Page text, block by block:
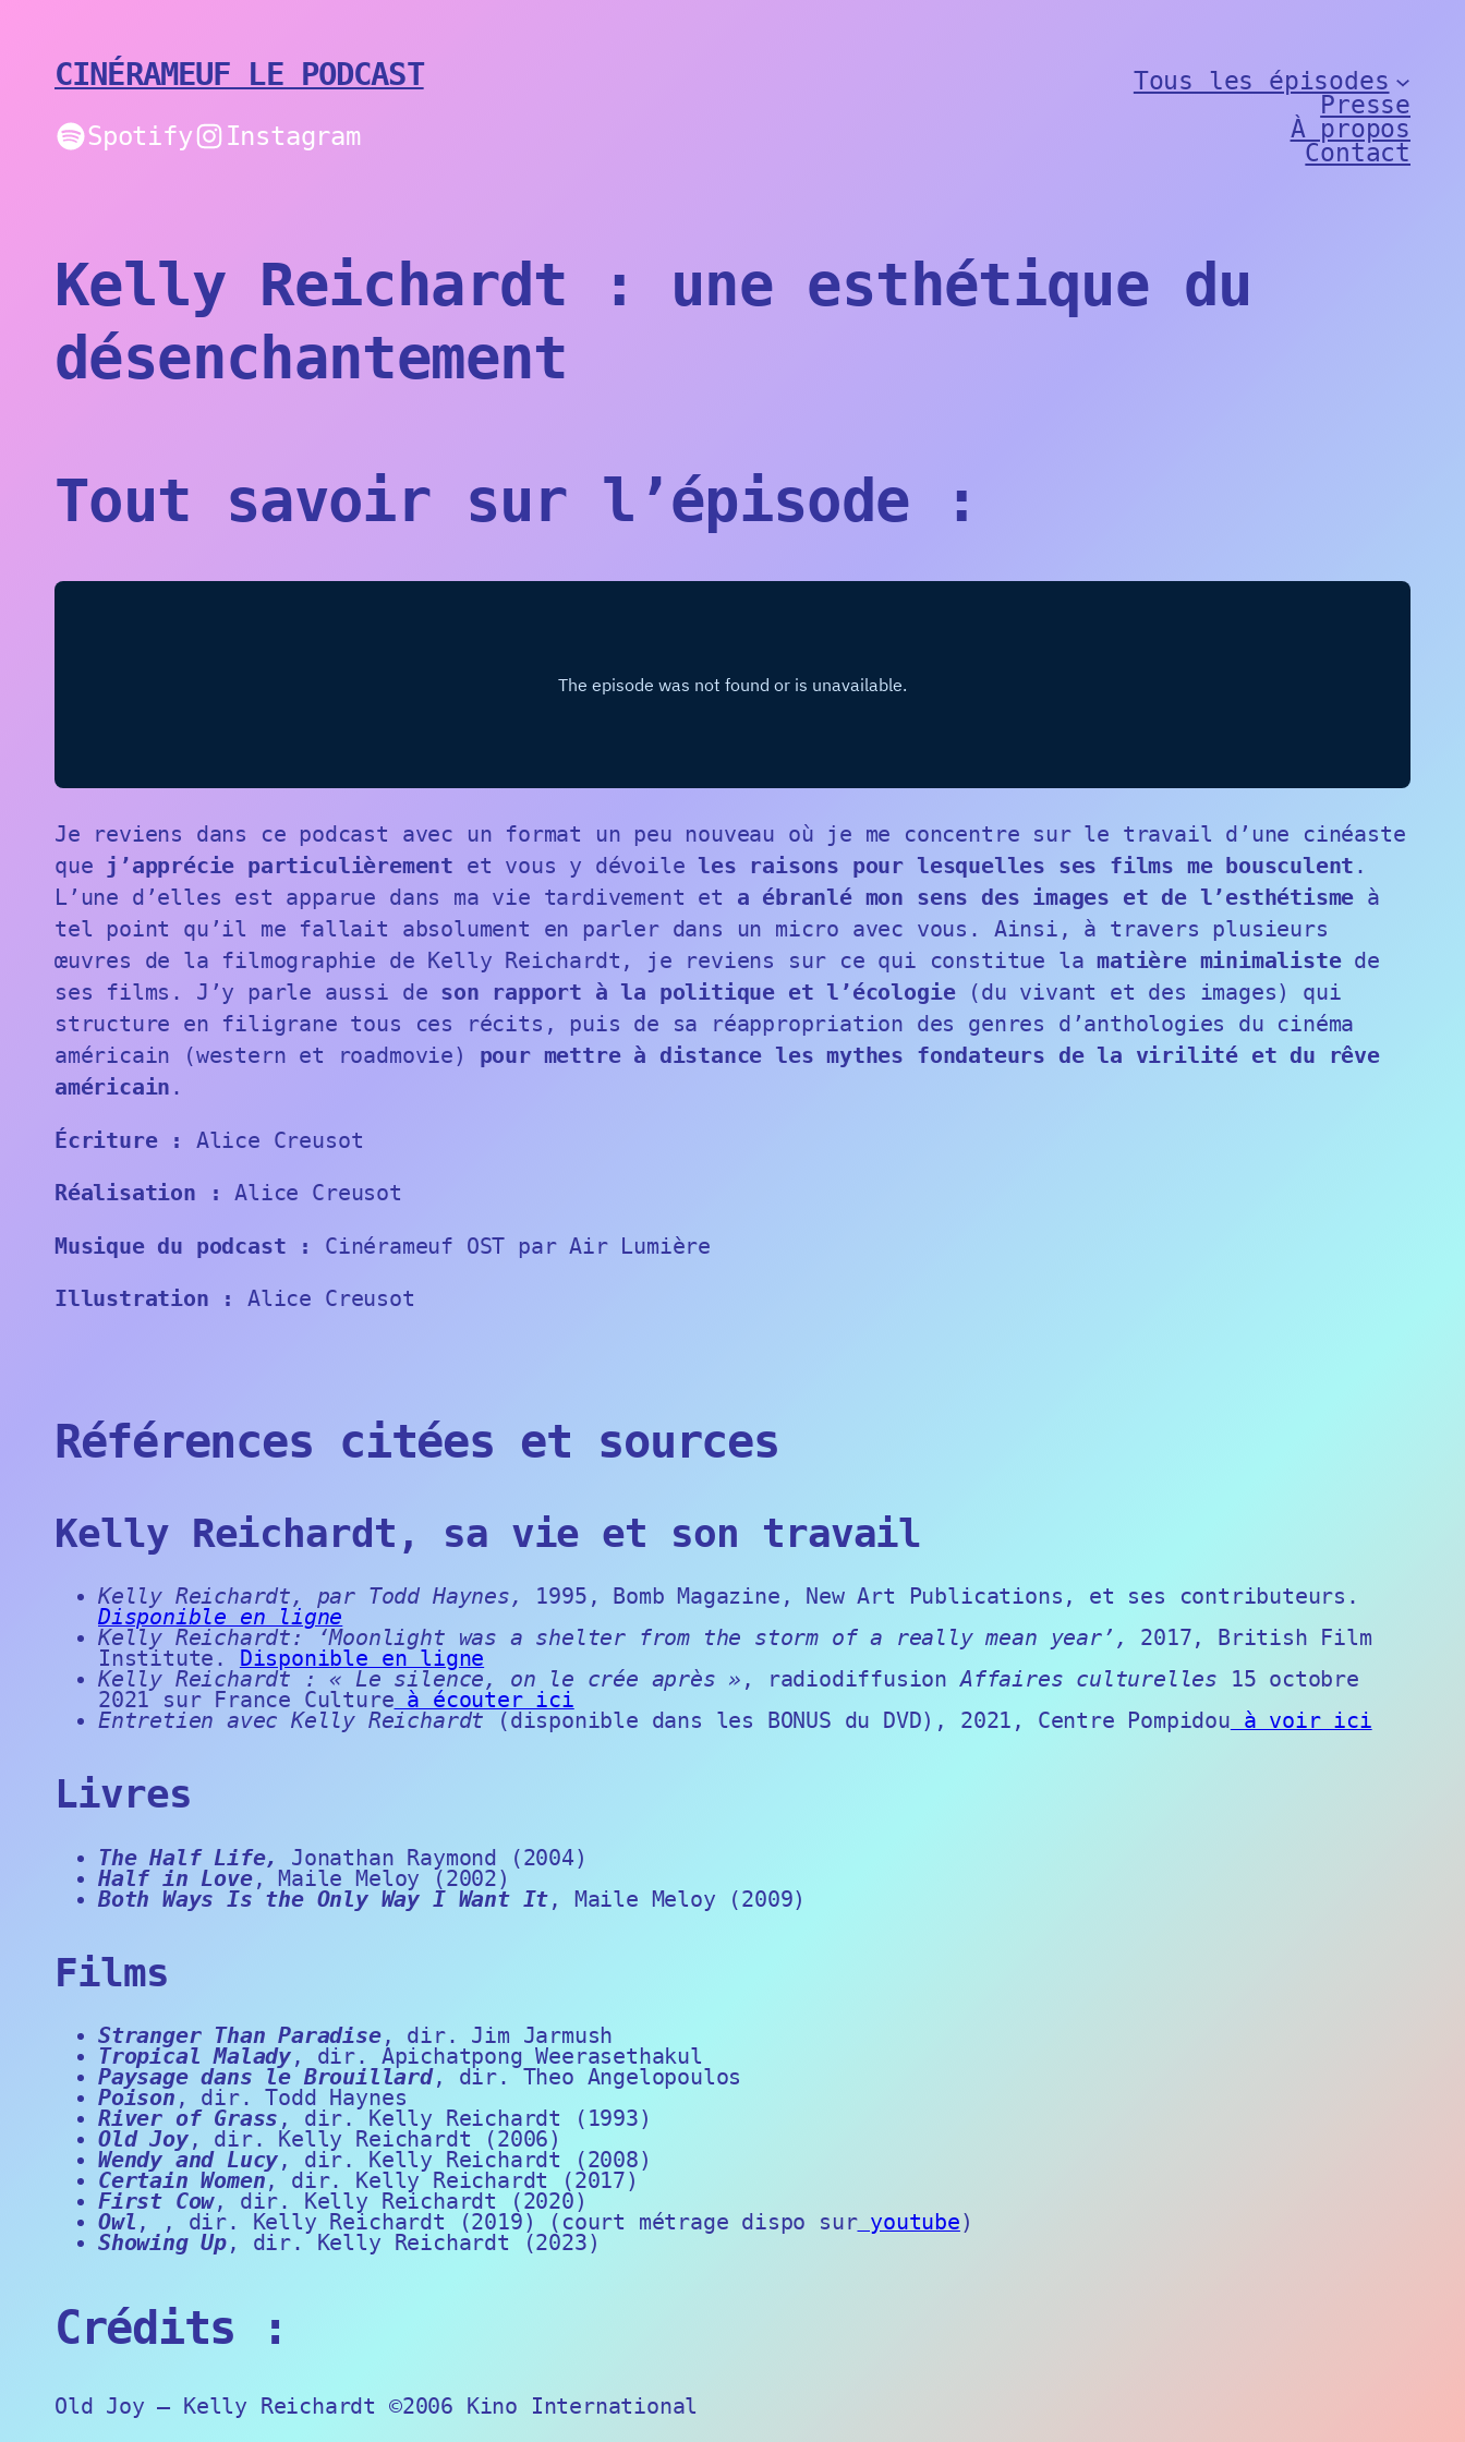
CINÉRAMEUF LE PODCAST
Spotify Instagram
Tous les épisodes
Presse
À propos
Contact
Kelly Reichardt : une esthétique du
désenchantement
Tout savoir sur l’épisode :
Je reviens dans ce podcast avec un format un peu nouveau où je me concentre sur le travail d’une cinéaste
que j’apprécie particulièrement et vous y dévoile les raisons pour lesquelles ses films me bousculent .
L’une d’elles est apparue dans ma vie tardivement et a ébranlé mon sens des images et de l’esthétisme à
tel point qu’il me fallait absolument en parler dans un micro avec vous. Ainsi, à travers plusieurs
œuvres de la filmographie de Kelly Reichardt, je reviens sur ce qui constitue lamatière minimaliste de
ses films. J’y parle aussi de son rapport à la politique et l’écologie(du vivant et des images) qui
structure en filigrane tous ces récits, puis de sa réappropriation des genres d’anthologies du cinéma
américain (western et roadmovie) pour mettre à distance les mythes fondateurs de la virilité et du rêve
américain .
Écriture : Alice Creusot
Réalisation :Alice Creusot
Musique du podcast : Cinérameuf OST par Air Lumière
Illustration : Alice Creusot
Références citées et sources
Kelly Reichardt, sa vie et son travail
Kelly Reichardt, par Todd Haynes, 1995, Bomb Magazine, New Art Publications, et ses contributeurs.
Disponible en ligne
Kelly Reichardt: ‘Moonlight was a shelter from the storm of a really mean year’, 2017, British Film
Institute.
Disponible en ligne
Kelly Reichardt : « Le silence, on le crée après » , radiodiffusionAffaires culturelles 15 octobre
2021 sur France Culture à écouter ici
Entretien avec Kelly Reichardt (disponible dans les BONUS du DVD), 2021, Centre Pompidou à voir ici
Livres
The Half Life, Jonathan Raymond
(2004)
Half in Love, Maile Meloy (2002)
Both Ways Is the Only Way I Want It, Maile Meloy (2009)
Films
Stranger Than Paradise, dir. Jim Jarmush
Tropical Malady, dir. Apichatpong Weerasethakul
Paysage dans le Brouillard, dir. Theo Angelopoulos
Poison , dir. Todd Haynes
River of Grass , dir. Kelly Reichardt (1993)
Old Joy, dir. Kelly Reichardt (2006)
Wendy and Lucy, dir. Kelly Reichardt (2008)
Certain Women, dir. Kelly Reichardt (2017)
First Cow, dir. Kelly Reichardt (2020)
Owl , , dir. Kelly Reichardt (2019) (court métrage dispo suryoutube)
Showing Up, dir. Kelly Reichardt (2023)
Crédits :
Old Joy – Kelly Reichardt ©2006 Kino International